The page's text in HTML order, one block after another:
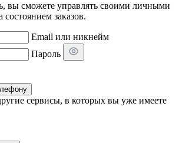
вы сможете управлять своими личными
заказов.
Email или никнейм
Пароль
сервисы, в которых вы уже имеете